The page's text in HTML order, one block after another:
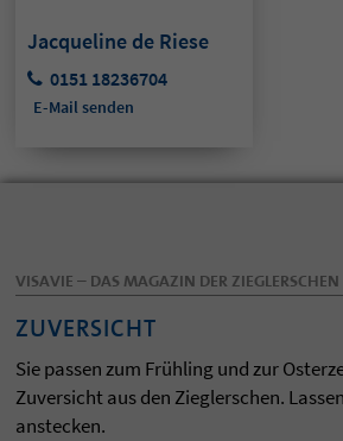
Jacqueline de Riese
0151 18236704
E-Mail senden
VISAVIE – DAS MAGAZIN DER ZIEGLERSCHEN
ZUVERSICHT
Sie passen zum Frühling und zur
Zuversicht aus den Zieglerschen.
anstecken.